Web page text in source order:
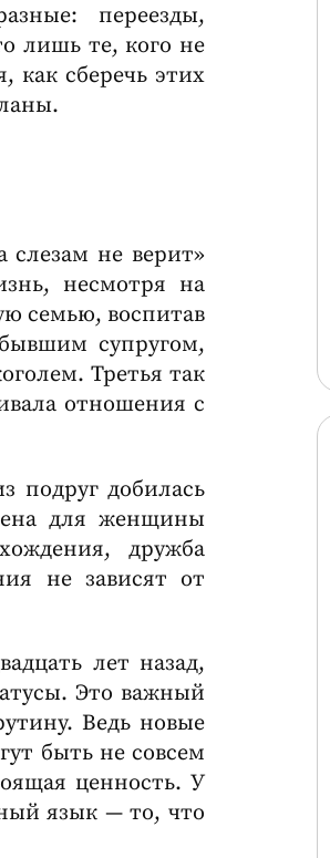
переезды,
лишь те, кого не
как сберечь этих
не верит»
несмотря на
семью, воспитав
супругом,
Третья так
отношения с
подруг добилась
для женщины
дружба
не зависят от
лет назад,
Это важный
Ведь новые
быть не совсем
ценность. У
язык — то, что